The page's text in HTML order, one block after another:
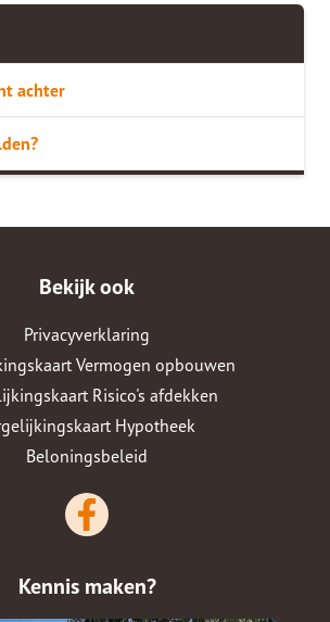
achter
Bekijk ook
Privacyverklaring
Vermogen opbouwen
Risico's afdekken
Hypotheek
Beloningsbeleid
Kennis maken?